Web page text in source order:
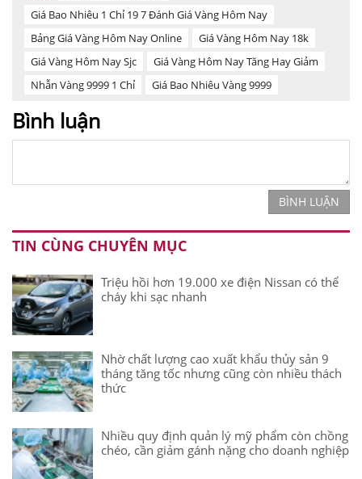
Giá Bao Nhiêu 1 Chỉ 19 7 Đánh Giá Vàng Hôm Nay
Bảng Giá Vàng Hôm Nay Online
Giá Vàng Hôm Nay 18k
Giá Vàng Hôm Nay Sjc
Giá Vàng Hôm Nay Tăng Hay Giảm
Nhẫn Vàng 9999 1 Chỉ
Giá Bao Nhiêu Vàng 9999
Bình luận
BÌNH LUẬN
TIN CÙNG CHUYÊN MỤC
Triệu hồi hơn 19.000 xe điện Nissan có thể
cháy khi sạc nhanh
Nhờ chất lượng cao xuất khẩu thủy sản 9
tháng tăng tốc nhưng cũng còn nhiều thách
thức
Nhiều quy định quản lý mỹ phẩm còn chồng
chéo, cần giảm gánh nặng cho doanh nghiệp